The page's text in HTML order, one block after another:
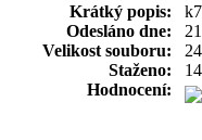
Krátký popis:
Odesláno dne:
Velikost souboru:
Staženo:
Hodnocení: